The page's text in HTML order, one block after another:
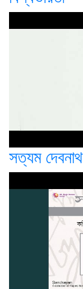
সত্যম দেবনাথ